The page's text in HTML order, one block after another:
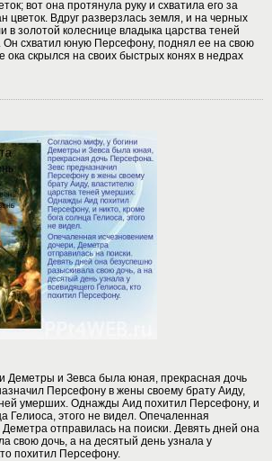
вот она протянула руку и схватила его за
цветок. Вдруг разверзлась земля, и на черных
в золотой колеснице владыка царства теней
схватил юную Персефону, поднял ее на свою
ока скрылся на своих быстрых конях в недрах
Деметры и Зевса была юная, прекрасная дочь
Персефону в жены своему брату Аиду,
умерших. Однажды Аид похитил Персефону, и
Гелиоса, этого не видел. Опечаленная
отправилась на поиски. Девять дней она
свою дочь, а на десятый день узнала у
похитил Персефону.